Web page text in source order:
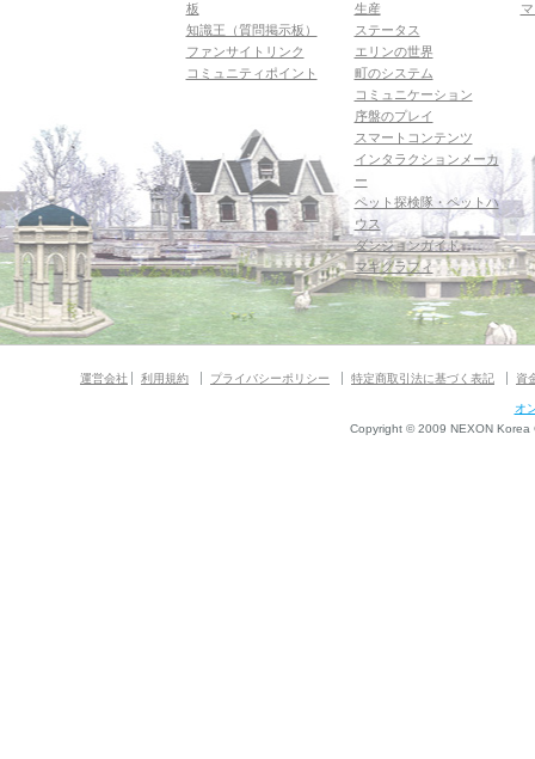
板
知識王（質問掲示板）
ファンサイトリンク
コミュニティポイント
生産
ステータス
エリンの世界
町のシステム
コミュニケーション
序盤のプレイ
スマートコンテンツ
インタラクションメーカ
ー
ペット探検隊・ペットハ
ウス
ダンジョンガイド
マギグラフィ
運営会社 利用規約 プライバシーポリシー 特定商取引法に基づく表記 資
オ
Copyright © 2009 NEXON Korea